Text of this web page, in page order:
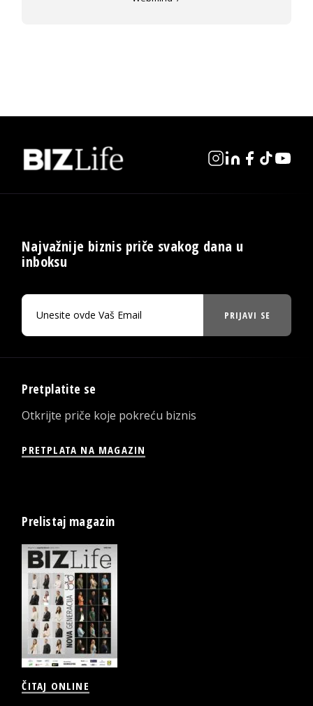
Najvažnije biznis priče svakog dana u
inboksu
PRIJAVI SE
Pretplatite se
Otkrijte priče koje pokreću biznis
PRETPLATA NA MAGAZIN
Prelistaj magazin
ČITAJ ONLINE